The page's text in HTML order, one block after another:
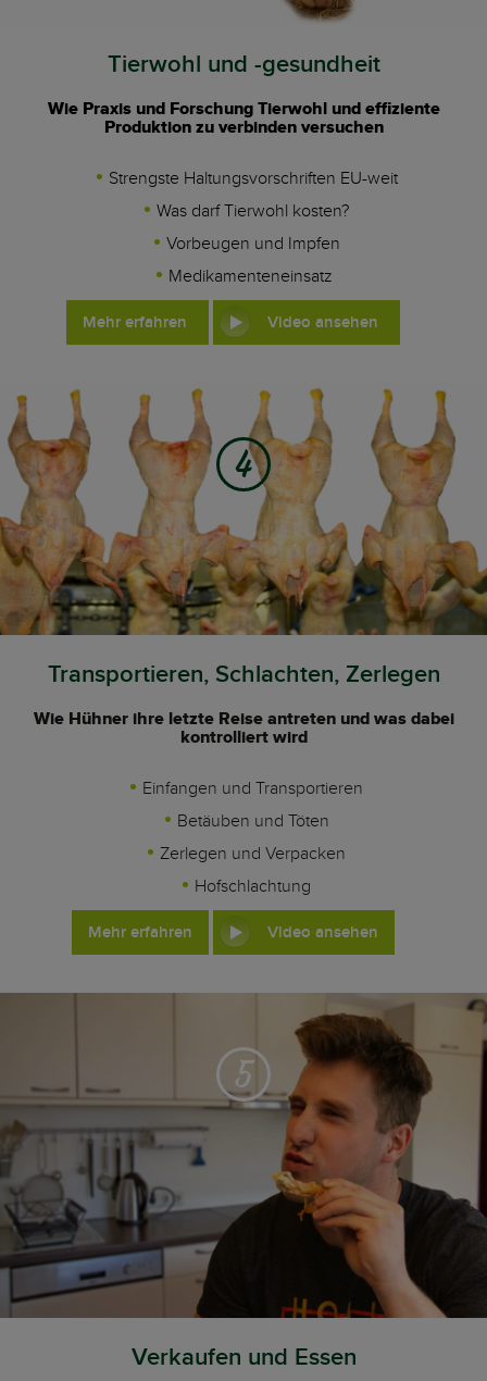
Tierwohl und -gesundheit
Wie Praxis und Forschung Tierwohl und effiziente
Produktion zu verbinden versuchen
Strengste Haltungsvorschriften EU-weit
Was darf Tierwohl kosten?
Vorbeugen und Impfen
Medikamenteneinsatz
Mehr erfahren Video ansehen
4
Transportieren, Schlachten, Zerlegen
Wie Hühner ihre letzte Reise antreten und was dabei
kontrolliert wird
Einfangen und Transportieren
Betäuben und Töten
Zerlegen und Verpacken
Hofschlachtung
Mehr erfahren Video ansehen
5
Verkaufen und Essen